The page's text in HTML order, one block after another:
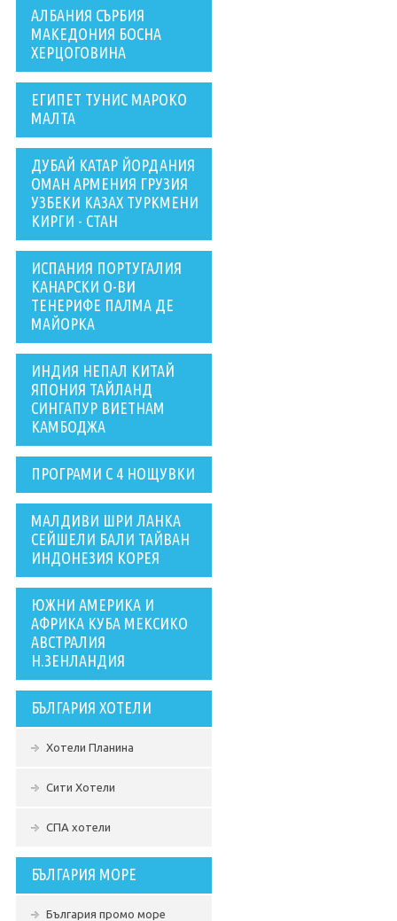
АЛБАНИЯ СЪРБИЯ
МАКЕДОНИЯ БОСНА
ХЕРЦОГОВИНА
ЕГИПЕТ ТУНИС МАРОКО
МАЛТА
ДУБАЙ КАТАР ЙОРДАНИЯ
ОМАН АРМЕНИЯ ГРУЗИЯ
УЗБЕКИ КАЗАХ ТУРКМЕНИ
КИРГИ - СТАН
ИСПАНИЯ ПОРТУГАЛИЯ
КАНАРСКИ О-ВИ
ТЕНЕРИФЕ ПАЛМА ДЕ
МАЙОРКА
ИНДИЯ НЕПАЛ КИТАЙ
ЯПОНИЯ ТАЙЛАНД
СИНГАПУР ВИЕТНАМ
КАМБОДЖА
ПРОГРАМИ С 4 НОЩУВКИ
МАЛДИВИ ШРИ ЛАНКА
СЕЙШЕЛИ БАЛИ ТАЙВАН
ИНДОНЕЗИЯ КОРЕЯ
ЮЖНИ АМЕРИКА И
АФРИКА КУБА МЕКСИКО
АВСТРАЛИЯ
Н.ЗЕНЛАНДИЯ
БЪЛГАРИЯ ХОТЕЛИ
Хотели Планина
Сити Хотели
СПА хотели
БЪЛГАРИЯ МОРЕ
България промо море